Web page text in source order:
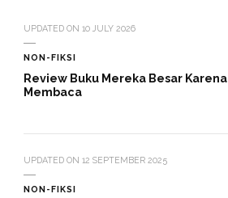
UPDATED ON 10 JULY 2026
NON-FIKSI
Review Buku Mereka Besar Karena
Membaca
UPDATED ON 12 SEPTEMBER 2025
NON-FIKSI